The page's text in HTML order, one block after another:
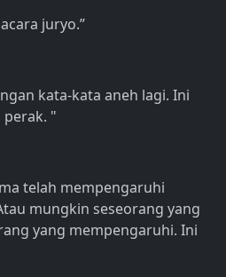
juryo.”
kata-kata aneh lagi. Ini
perak. "
telah mempengaruhi
mungkin seseorang yang
yang mempengaruhi. Ini